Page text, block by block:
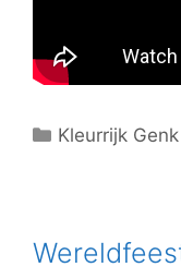
C
g
Kleurrijk Genk